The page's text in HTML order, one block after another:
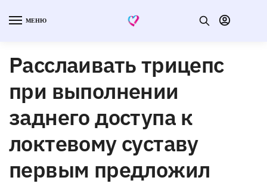
МЕНЮ
Расслаивать трицепс
при выполнении
заднего доступа к
локтевому суставу
первым предложил